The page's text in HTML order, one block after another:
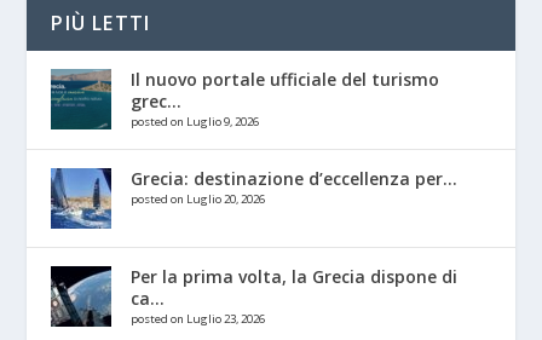
PIÙ LETTI
Il nuovo portale ufficiale del turismo
grec...
posted on Luglio 9, 2026
Grecia: destinazione d’eccellenza per...
posted on Luglio 20, 2026
Per la prima volta, la Grecia dispone di
ca...
posted on Luglio 23, 2026